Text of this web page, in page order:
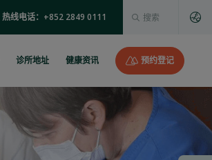
热线电话：+852 2849 0111
诊所地址 健康资讯 预约登记